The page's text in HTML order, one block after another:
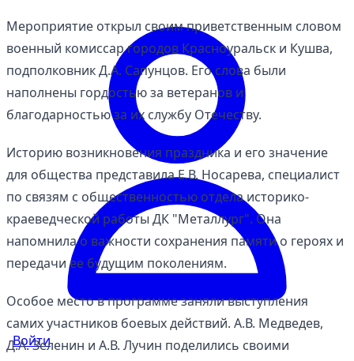
Войти
Мероприятие открыл своим приветственным словом
военный комиссар городов Красноуральск и Кушва,
подполковник Д.А. Сапунцов. Его слова были
наполнены гордостью за ветеранов и
благодарностью за их службу Отечеству.
Историю возникновения праздника и его значение
для общества представила Е.В. Носарева, специалист
по связям с общественностью отдела историко-
краеведческой работы ДК "Металлург". Она
напомнила о важности сохранения памяти о героях и
передачи ее будущим поколениям.
Особое место в программе заняли выступления
самих участников боевых действий. А.В. Медведев,
Д.А. Зеленин и А.В. Лучин поделились своими